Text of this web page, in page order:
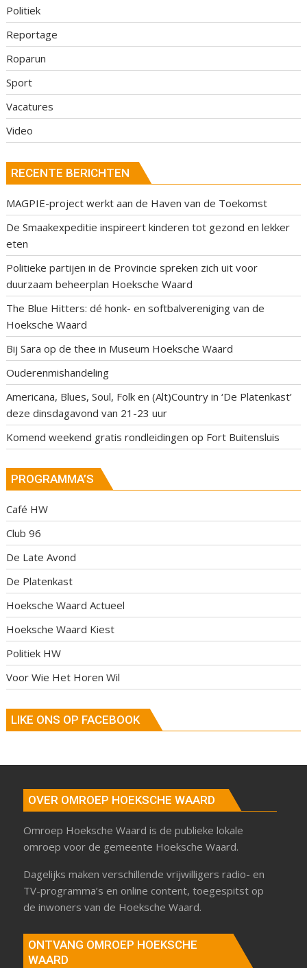
Politiek
Reportage
Roparun
Sport
Vacatures
Video
RECENTE BERICHTEN
MAGPIE-project werkt aan de Haven van de Toekomst
De Smaakexpeditie inspireert kinderen tot gezond en lekker
eten
Politieke partijen in de Provincie spreken zich uit voor
duurzaam beheerplan Hoeksche Waard
The Blue Hitters: dé honk- en softbalvereniging van de
Hoeksche Waard
Bij Sara op de thee in Museum Hoeksche Waard
Ouderenmishandeling
Americana, Blues, Soul, Folk en (Alt)Country in ‘De Platenkast’
deze dinsdagavond van 21-23 uur
Komend weekend gratis rondleidingen op Fort Buitensluis
PROGRAMMA’S
Café HW
Club 96
De Late Avond
De Platenkast
Hoeksche Waard Actueel
Hoeksche Waard Kiest
Politiek HW
Voor Wie Het Horen Wil
LIKE ONS OP FACEBOOK
OVER OMROEP HOEKSCHE WAARD
Omroep Hoeksche Waard is de publieke lokale
omroep voor de gemeente Hoeksche Waard.
Dagelijks maken verschillende vrijwilligers radio- en
TV-programma’s en online content, toegespitst op
de inwoners van de Hoeksche Waard.
ONTVANG OMROEP HOEKSCHE
WAARD